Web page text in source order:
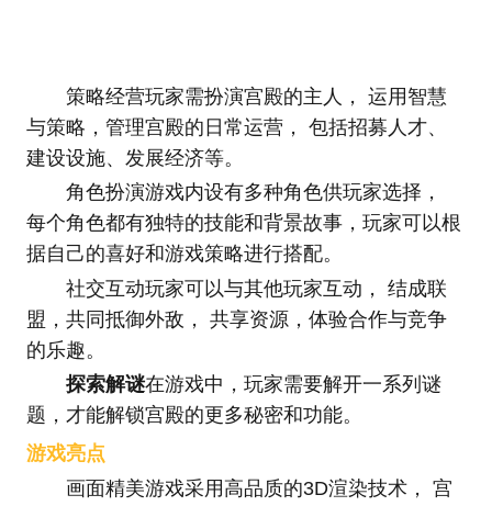
策略经营玩家需扮演宫殿的主人， 运用智慧
与策略，管理宫殿的日常运营， 包括招募人才、
建设设施、发展经济等。
角色扮演游戏内设有多种角色供玩家选择，
每个角色都有独特的技能和背景故事，玩家可以根
据自己的喜好和游戏策略进行搭配。
社交互动玩家可以与其他玩家互动， 结成联
盟，共同抵御外敌， 共享资源，体验合作与竞争
的乐趣。
探索解谜在游戏中，玩家需要解开一系列谜
题，才能解锁宫殿的更多秘密和功能。
游戏亮点
画面精美游戏采用高品质的3D渲染技术， 宫